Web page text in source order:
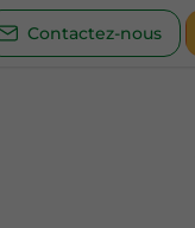
Contactez-nous